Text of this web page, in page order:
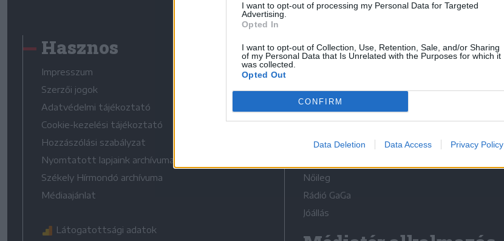
I want to opt-out of processing my Personal Data for Targeted
Advertising.
Opted In
I want to opt-out of Collection, Use, Retention, Sale, and/or Sharing
of my Personal Data that Is Unrelated with the Purposes for which it
was collected.
Opted Out
CONFIRM
Data Deletion Data Access Privacy Policy
Hasznos
Impresszum
Szerzői jogok
Adatvédelmi tájékoztató
Cookie-kezelési tájékoztató
Hozzászólási szabályzat
Nyomtatott lapjaink archívuma
Székely Hírmondó archívuma
Médiaajánlat
Látogatottsági adatok
Médiatér
Liget
Krónika
Bihari Napló
Erdélyi Napló
Nőileg
Rádió GaGa
Jóállás